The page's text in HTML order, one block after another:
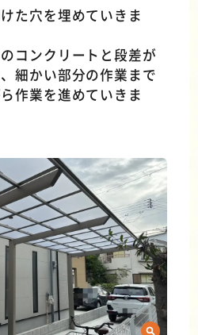
た穴を埋めていきま
コンクリートと段差が
細かい部分の作業まで
作業を進めていきま